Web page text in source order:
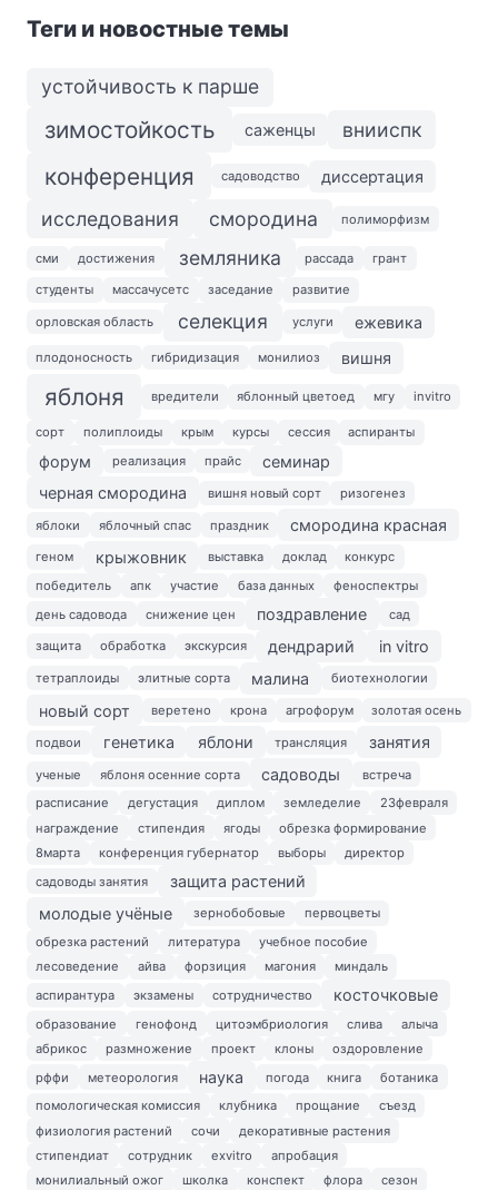
Теги и новостные темы
устойчивость к парше
зимостойкость саженцы внииспк
конференция садоводство диссертация
исследования смородина полиморфизм
сми достижения земляника рассада грант
студенты массачусетс заседание развитие
орловская область селекция услуги ежевика
плодоносность гибридизация монилиоз вишня
яблоня вредители яблонный цветоед мгу invitro
сорт полиплоиды крым курсы сессия аспиранты
форум реализация прайс
семинар
черная смородина
вишня новый сорт ризогенез
яблоки яблочный спас праздник смородина красная
геном крыжовник выставка доклад
конкурс
победитель
апк участие база данных
феноспектры
день садовода
снижение цен поздравление сад
защита обработка экскурсия дендрарий in vitro
тетраплоиды элитные сорта малина биотехнологии
новый сорт веретено крона агрофорум золотая осень
подвои генетика яблони трансляция занятия
ученые яблоня осенние сорта садоводы
встреча
расписание
дегустация диплом земледелие
23февраля
награждение
стипендия ягоды
обрезка формирование
8марта
конференция губернатор выборы
директор
садоводы занятия
защита растений
молодые учёные
зернобобовые
первоцветы
обрезка растений
литература
учебное пособие
лесоведение
айва форзиция магония
миндаль
аспирантура
экзамены сотрудничество косточковые
образование генофонд цитоэмбриология слива
алыча
абрикос
размножение проект клоны
оздоровление
рффи
метеорология наука погода книга
ботаника
помологическая комиссия
клубника прощание
съезд
физиология растений
сочи
декоративные растения
стипендиат
сотрудник exvitro
апробация
монилиальный ожог
школка конспект флора
сезон